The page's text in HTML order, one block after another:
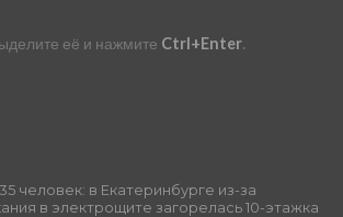
её и нажмите Ctrl+Enter.
человек: в Екатеринбурге из-за
в электрощите загорелась 10-этажка